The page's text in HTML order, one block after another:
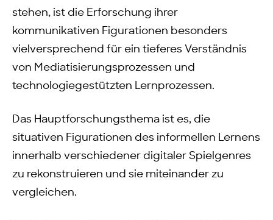
stehen, ist die Erforschung ihrer
kommunikativen Figurationen besonders
vielversprechend für ein tieferes Verständnis
von Mediatisierungsprozessen und
technologiegestützten Lernprozessen.
Das Hauptforschungsthema ist es, die
situativen Figurationen des informellen Lernens
innerhalb verschiedener digitaler Spielgenres
zu rekonstruieren und sie miteinander zu
vergleichen.